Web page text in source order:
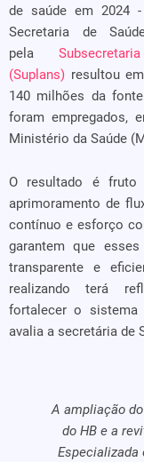
de saúde em 2024
Secretaria de
pela
(Suplans) resultou
140 milhões da
foram empregados,
Ministério da Saúde
O resultado é
aprimoramento de
contínuo e esforço
garantem que
transparente e
realizando terá
fortalecer o
avalia a secretária de
A ampliação
do HB e a
Especializada